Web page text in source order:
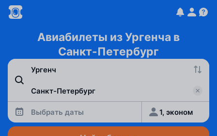
Авиабилеты из Ургенча в
Санкт-Петербург
Выбрать даты 1, эконом